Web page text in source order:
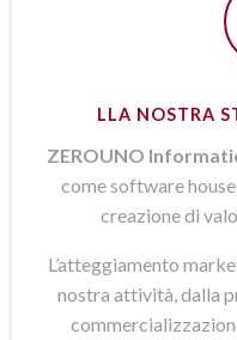
LLA NOSTRA
ZEROUNO
come software
creazione di
L’atteggiamento
nostra attività, dalla